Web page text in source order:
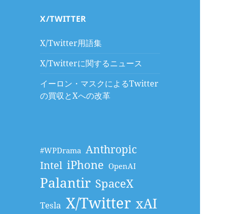
X/TWITTER
X/Twitter用語集
X/Twitterに関するニュース
イーロン・マスクによるTwitter
の買収とXへの改革
#WPDrama Anthropic
Intel iPhone OpenAI
Palantir SpaceX
Tesla X/Twitter xAI